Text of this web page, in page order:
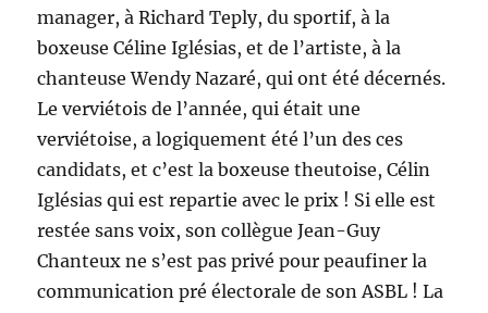
manager, à Richard Teply, du sportif, à la
boxeuse Céline Iglésias, et de l’artiste, à la
chanteuse Wendy Nazaré, qui ont été décernés.
Le verviétois de l’année, qui était une
verviétoise, a logiquement été l’un des ces
candidats, et c’est la boxeuse theutoise, Célin
Iglésias qui est repartie avec le prix ! Si elle est
restée sans voix, son collègue Jean-Guy
Chanteux ne s’est pas privé pour peaufiner la
communication pré électorale de son ASBL ! La